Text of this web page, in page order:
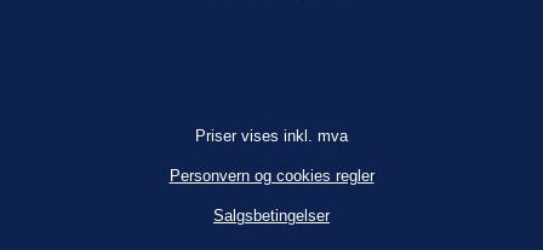
Priser vises inkl. mva
Personvern og cookies regler
Salgsbetingelser